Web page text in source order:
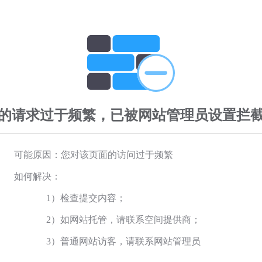
请求过于频繁，已被网站管理员设置拦
可能原因：您对该页面的访问过于频繁
如何解决：
1）检查提交内容；
2）如网站托管，请联系空间提供商；
3）普通网站访客，请联系网站管理员